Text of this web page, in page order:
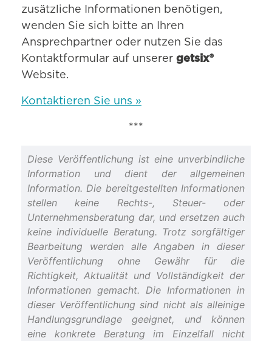
zusätzliche Informationen benötigen,
wenden Sie sich bitte an Ihren
Ansprechpartner oder nutzen Sie das
Kontaktformular auf unserer getsix®
Website.
Kontaktieren Sie uns »
***
Diese Veröffentlichung ist eine unverbindliche
Information und dient der allgemeinen
Information. Die bereitgestellten Informationen
stellen keine Rechts-, Steuer- oder
Unternehmensberatung dar, und ersetzen auch
keine individuelle Beratung. Trotz sorgfältiger
Bearbeitung werden alle Angaben in dieser
Veröffentlichung ohne Gewähr für die
Richtigkeit, Aktualität und Vollständigkeit der
Informationen gemacht. Die Informationen in
dieser Veröffentlichung sind nicht als alleinige
Handlungsgrundlage geeignet, und können
eine konkrete Beratung im Einzelfall nicht